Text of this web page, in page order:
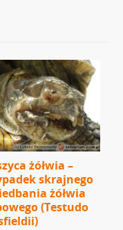
żółwia –
skrajnego
żółwia
(Testudo